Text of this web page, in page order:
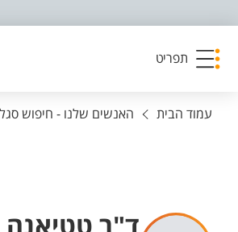
תפריט
עמוד הבית האנשים שלנו - חיפוש סגל